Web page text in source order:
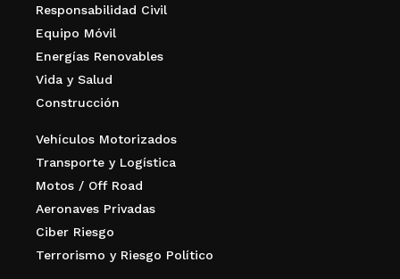
Responsabilidad Civil
Equipo Móvil
Energías Renovables
Vida y Salud
Construcción
Vehículos Motorizados
Transporte y Logística
Motos / Off Road
Aeronaves Privadas
Ciber Riesgo
Terrorismo y Riesgo Político